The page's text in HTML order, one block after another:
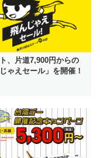
、片道7,900円からの
じゃえセール」を開催！